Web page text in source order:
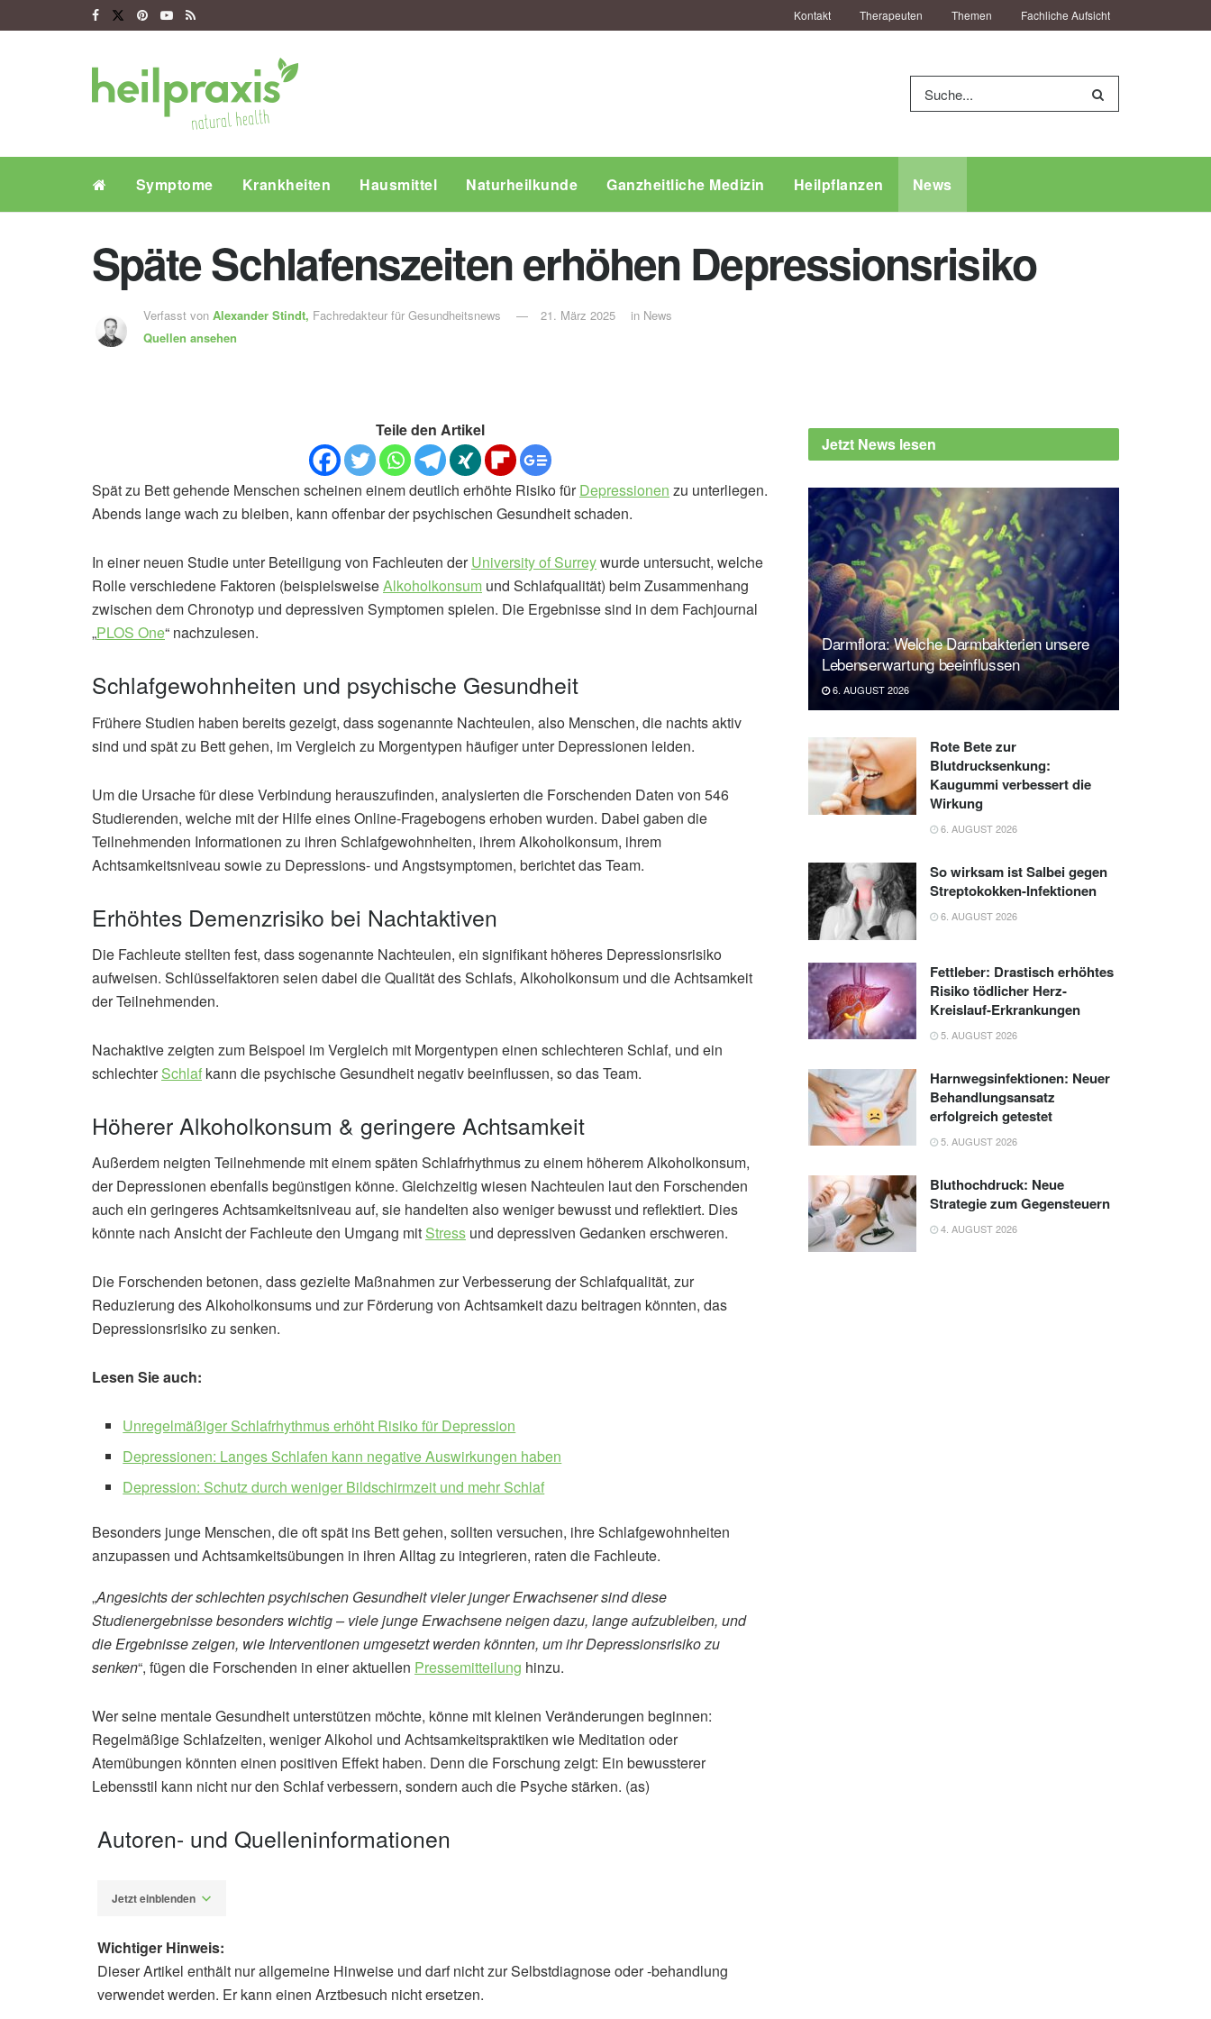
Kontakt Therapeuten Themen Fachliche Aufsicht
Symptome Krankheiten Hausmittel Naturheilkunde Ganzheitliche Medizin Heilpflanzen News
Späte Schlafenszeiten erhöhen Depressionsrisiko
Verfasst von Alexander Stindt, Fachredakteur für Gesundheitsnews
Quellen ansehen
21. März 2025 in News
Teile den Artikel
Spät zu Bett gehende Menschen scheinen einem deutlich erhöhte Risiko fürDepressionen zu unterliegen.
Abends lange wach zu bleiben, kann offenbar der psychischen Gesundheit schaden.
In einer neuen Studie unter Beteiligung von Fachleuten derUniversity of Surreywurde untersucht, welche
Rolle verschiedene Faktoren (beispielsweiseAlkoholkonsum und Schlafqualität) beim Zusammenhang
zwischen dem Chronotyp und depressiven Symptomen spielen. Die Ergebnisse sind in dem Fachjournal
„PLOS One“ nachzulesen.
Schlafgewohnheiten und psychische Gesundheit
Frühere Studien haben bereits gezeigt, dass sogenannte Nachteulen, also Menschen, die nachts aktiv
sind und spät zu Bett gehen, im Vergleich zu Morgentypen häufiger unter Depressionen leiden.
Um die Ursache für diese Verbindung herauszufinden, analysierten die Forschenden Daten von 546
Studierenden, welche mit der Hilfe eines Online-Fragebogens erhoben wurden. Dabei gaben die
Teilnehmenden Informationen zu ihren Schlafgewohnheiten, ihrem Alkoholkonsum, ihrem
Achtsamkeitsniveau sowie zu Depressions- und Angstsymptomen, berichtet das Team.
Erhöhtes Demenzrisiko bei Nachtaktiven
Die Fachleute stellten fest, dass sogenannte Nachteulen, ein signifikant höheres Depressionsrisiko
aufweisen. Schlüsselfaktoren seien dabei die Qualität des Schlafs, Alkoholkonsum und die Achtsamkeit
der Teilnehmenden.
Nachaktive zeigten zum Beispoel im Vergleich mit Morgentypen einen schlechteren Schlaf, und ein
schlechterSchlaf kann die psychische Gesundheit negativ beeinflussen, so das Team.
Höherer Alkoholkonsum & geringere Achtsamkeit
Außerdem neigten Teilnehmende mit einem späten Schlafrhythmus zu einem höherem Alkoholkonsum,
der Depressionen ebenfalls begünstigen könne. Gleichzeitig wiesen Nachteulen laut den Forschenden
auch ein geringeres Achtsamkeitsniveau auf, sie handelten also weniger bewusst und reflektiert. Dies
könnte nach Ansicht der Fachleute den Umgang mit Stress und depressiven Gedanken erschweren.
Die Forschenden betonen, dass gezielte Maßnahmen zur Verbesserung der Schlafqualität, zur
Reduzierung des Alkoholkonsums und zur Förderung von Achtsamkeit dazu beitragen könnten, das
Depressionsrisiko zu senken.
Lesen Sie auch:
Unregelmäßiger Schlafrhythmus erhöht Risiko für Depression
Depressionen: Langes Schlafen kann negative Auswirkungen haben
Depression: Schutz durch weniger Bildschirmzeit und mehr Schlaf
Besonders junge Menschen, die oft spät ins Bett gehen, sollten versuchen, ihre Schlafgewohnheiten
anzupassen und Achtsamkeitsübungen in ihren Alltag zu integrieren, raten die Fachleute.
„Angesichts der schlechten psychischen Gesundheit vieler junger Erwachsener sind diese
Studienergebnisse besonders wichtig – viele junge Erwachsene neigen dazu, lange aufzubleiben, und
die Ergebnisse zeigen, wie Interventionen umgesetzt werden könnten, um ihr Depressionsrisiko zu
senken“, fügen die Forschenden in einer aktuellen Pressemitteilung hinzu.
Wer seine mentale Gesundheit unterstützen möchte, könne mit kleinen Veränderungen beginnen:
Regelmäßige Schlafzeiten, weniger Alkohol und Achtsamkeitspraktiken wie Meditation oder
Atemübungen könnten einen positiven Effekt haben. Denn die Forschung zeigt: Ein bewussterer
Lebensstil kann nicht nur den Schlaf verbessern, sondern auch die Psyche stärken. (as)
Autoren- und Quelleninformationen
Jetzt einblenden
Alexander Stindt
Wichtiger Hinweis:
Dieser Artikel enthält nur allgemeine Hinweise und darf nicht zur Selbstdiagnose oder -behandlung
verwendet werden. Er kann einen Arztbesuch nicht ersetzen.
Jetzt News lesen
Darmflora: Welche Darmbakterien unsere
Lebenserwartung beeinflussen
6. AUGUST 2026
Rote Bete zur
Blutdrucksenkung:
Kaugummi verbessert die
Wirkung
6. AUGUST 2026
So wirksam ist Salbei gegen
Streptokokken-Infektionen
6. AUGUST 2026
Fettleber: Drastisch erhöhtes
Risiko tödlicher Herz-
Kreislauf-Erkrankungen
5. AUGUST 2026
Harnwegsinfektionen: Neuer
Behandlungsansatz
erfolgreich getestet
5. AUGUST 2026
Bluthochdruck: Neue
Strategie zum Gegensteuern
4. AUGUST 2026